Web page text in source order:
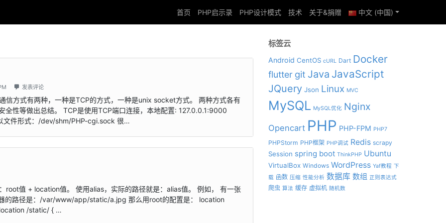
首页 PHP启示录 PHP设计模式 技术 关于&捐赠 中文 (中国)
发表评论
方式有两种，一种是TCP的方式，一种是unix socket方式。 两种方式各有
全性等做出总结。 TCP是使用TCP端口连接，本地配置: 127.0.0.1:9000
文件形式：/dev/shm/PHP-cgi.sock 很…
root值 + location值。 使用alias，实际的路径就是：alias值。 例如， 有一张
的路径是：/var/www/app/static/a.jpg 那么用root的配置是： location
/static/ { …
标签云
Android CentOS cURL Dart Docker
flutter git Java JavaScript
JQuery Json Linux MVC
MySQL MySQL优化 Nginx
Opencart PHP PHP-FPM PHP7
PHPStorm PHP框架 PHP调试 Redis scrapy
Session spring boot ThinkPHP Ubuntu
VirtualBox Windows WordPress Yaf教程 下
载 函数 压缩 性能分析 数据库 数组 正则表达式
爬虫 算法 缓存 虚拟机 随机数